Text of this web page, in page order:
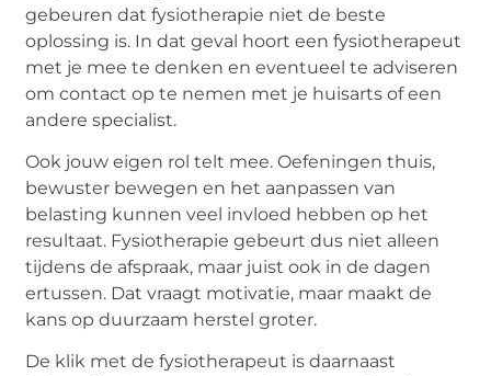
gebeuren dat fysiotherapie niet de beste
oplossing is. In dat geval hoort een fysiotherapeut
met je mee te denken en eventueel te adviseren
om contact op te nemen met je huisarts of een
andere specialist.
Ook jouw eigen rol telt mee. Oefeningen thuis,
bewuster bewegen en het aanpassen van
belasting kunnen veel invloed hebben op het
resultaat. Fysiotherapie gebeurt dus niet alleen
tijdens de afspraak, maar juist ook in de dagen
ertussen. Dat vraagt motivatie, maar maakt de
kans op duurzaam herstel groter.
De klik met de fysiotherapeut is daarnaast